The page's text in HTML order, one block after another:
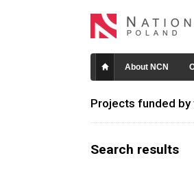
About NCN
Projects funded by
Search results